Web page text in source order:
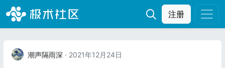
注册
潮声隔雨深 · 2021年12月24日